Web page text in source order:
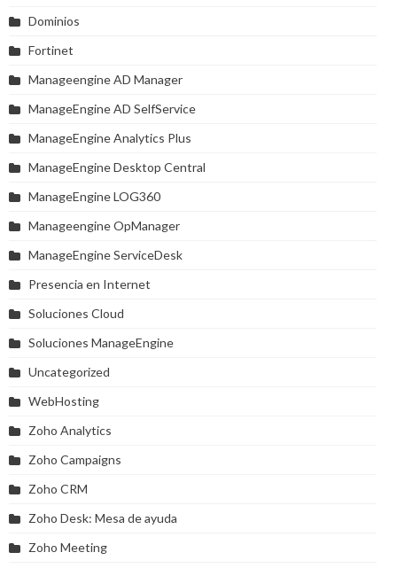
Dominios
Fortinet
Manageengine AD Manager
ManageEngine AD SelfService
ManageEngine Analytics Plus
ManageEngine Desktop Central
ManageEngine LOG360
Manageengine OpManager
ManageEngine ServiceDesk
Presencia en Internet
Soluciones Cloud
Soluciones ManageEngine
Uncategorized
WebHosting
Zoho Analytics
Zoho Campaigns
Zoho CRM
Zoho Desk: Mesa de ayuda
Zoho Meeting